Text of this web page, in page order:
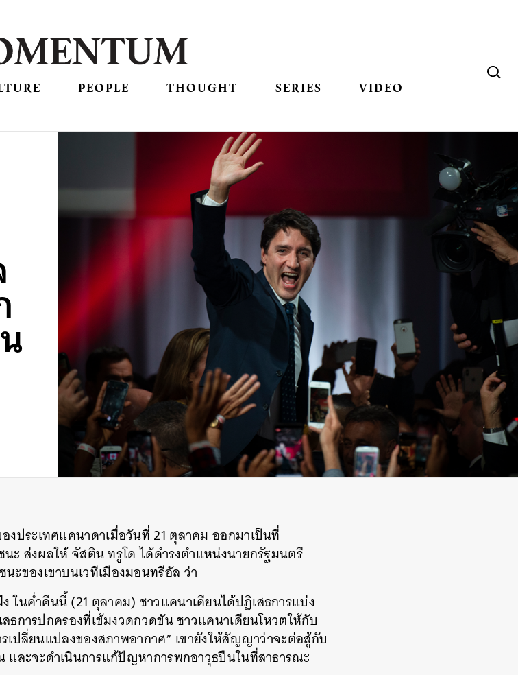
PEOPLE THOUGHT SERIES VIDEO
งประเทศแคนาดาเมื่อวันที่ 21 ตุลาคม ออกมาเป็นที่
ะ ส่งผลให้ จัสติน ทรูโด ได้ดำรงตำแหน่งนายกรัฐมนตรี
ะของเขาบนเวทีเมืองมอนทรีอัล ว่า
ในค่ำคืนนี้ (21 ตุลาคม) ชาวแคนาเดียนได้ปฏิเสธการแบ่ง
ธการปกครองที่เข้มงวดกวดขัน ชาวแคนาเดียนโหวตให้กับ
เปลี่ยนแปลงของสภาพอากาศ” เขายังให้สัญญาว่าจะต่อสู้กับ
และจะดำเนินการแก้ปัญหาการพกอาวุธปืนในที่สาธารณะ